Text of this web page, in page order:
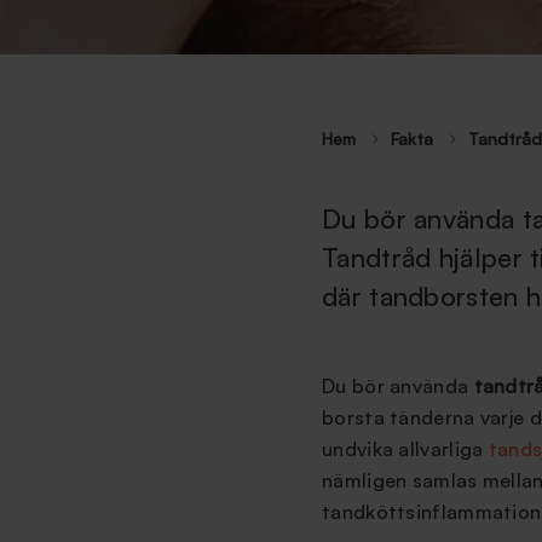
Hem Fakta Tandtråd
Du bör använda
Tandtråd hjälper
där tandborsten
Du bör använda
borsta tänderna varje
undvika allvarliga
nämligen samlas